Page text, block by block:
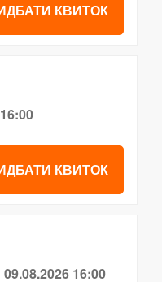
КВИТОК
КВИТОК
09.08.2026 16:00